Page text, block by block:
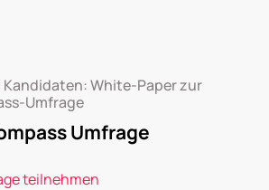
Kandidaten: White-Paper zur
Umfrage
Umfrage
teilnehmen